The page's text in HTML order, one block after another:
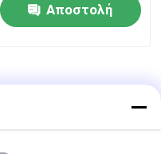
Αποστολή